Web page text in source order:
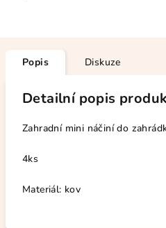
Popis Diskuze
Detailní popis
Zahradní mini náčiní do
4ks
Materiál: kov